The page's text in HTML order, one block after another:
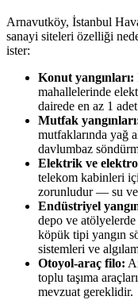
Arnavutköy, İstanbul
sanayi siteleri özelliği
ister:
Konut yangınları:
mahallelerinde
dairede en az 1
Mutfak
mutfaklarında yağ
davlumbaz
Elektrik ve
telekom kabinleri
zorunludur — su ve
Endüstriyel
depo ve atölyelerde
köpük tipi yangın
sistemleri ve
Otoyol-araç filo:
toplu taşıma
mevzuat gereklidir.